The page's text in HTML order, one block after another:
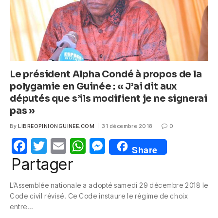
Le président Alpha Condé à propos de la
polygamie en Guinée : « J’ai dit aux
députés que s’ils modifient je ne signerai
pas »
By LIBREOPINIONGUINEE.COM 31 décembre 2018 0
F
a
e
b
T
w
itt
er
E
m
W
s
M
e
e
Share
Partager
L’Assemblée nationale a adopté samedi 29 décembre 2018 le
Code civil révisé. Ce Code instaure le régime de choix
entre…